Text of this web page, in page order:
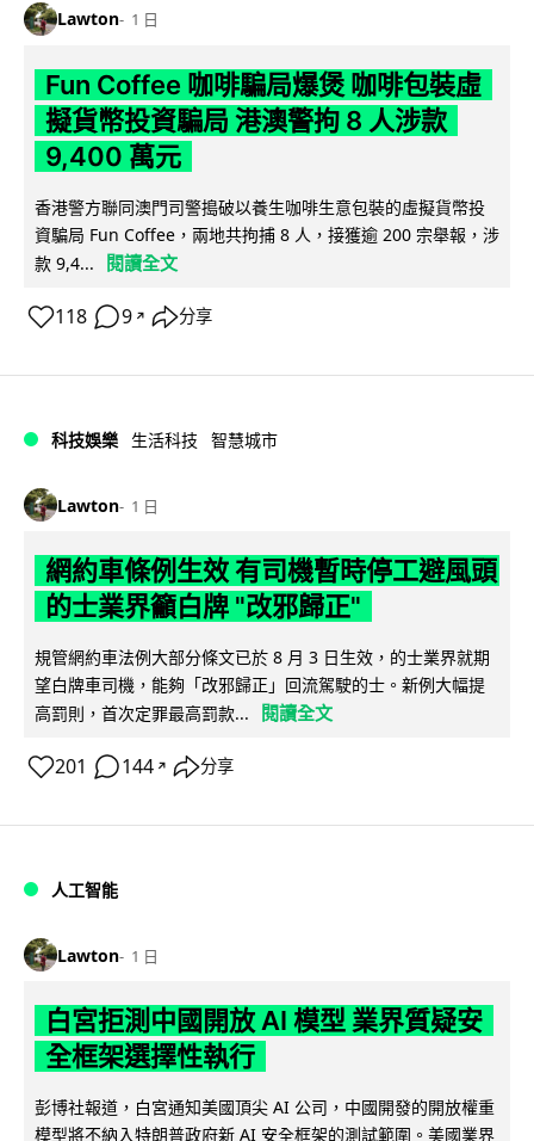
Lawton 1 日
Fun Coffee 咖啡騙局爆煲 咖啡包裝虛
擬貨幣投資騙局 港澳警拘 8 人涉款
9,400 萬元
香港警方聯同澳門司警搗破以養生咖啡生意包裝的虛擬貨幣投
資騙局 Fun Coffee，兩地共拘捕 8 人，接獲逾 200 宗舉報，涉
款 9,4...
閱讀全文
118 9 ↗ 分享
科技娛樂 生活科技 智慧城市
Lawton 1 日
網約車條例生效 有司機暫時停工避風頭
的士業界籲白牌 "改邪歸正"
規管網約車法例大部分條文已於 8 月 3 日生效，的士業界就期
望白牌車司機，能夠「改邪歸正」回流駕駛的士。新例大幅提
高罰則，首次定罪最高罰款...
閱讀全文
201 144 ↗ 分享
人工智能
Lawton 1 日
白宮拒測中國開放 AI 模型 業界質疑安
全框架選擇性執行
彭博社報道，白宮通知美國頂尖 AI 公司，中國開發的開放權重
模型將不納入特朗普政府新 AI 安全框架的測試範圍。美國業界